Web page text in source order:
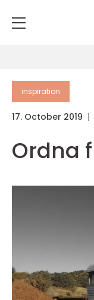
inspiration
17. October 2019
Ordna